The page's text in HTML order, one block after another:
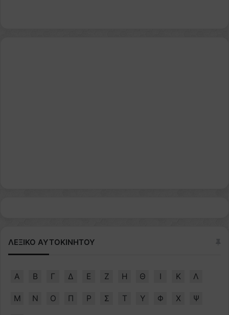
ΛΕΞΙΚΟ ΑΥΤΟΚΙΝΗΤΟΥ
Α Β Γ Δ Ε Ζ Η Θ Ι Κ Λ
Μ Ν Ο Π Ρ Σ Τ Υ Φ Χ Ψ